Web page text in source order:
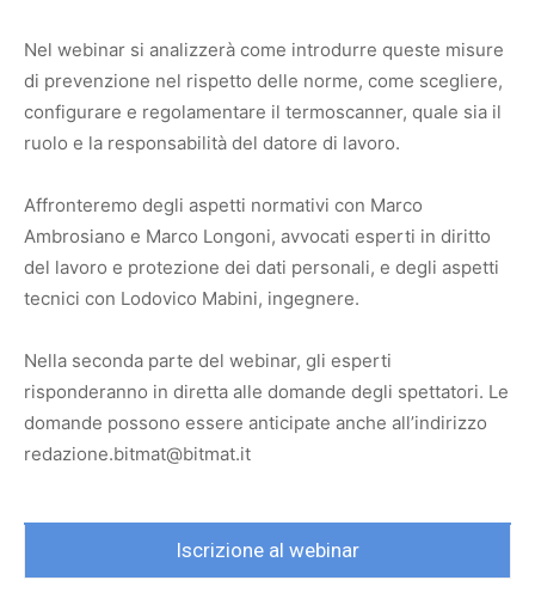
Nel webinar si analizzerà come introdurre queste misure
di prevenzione nel rispetto delle norme, come scegliere,
configurare e regolamentare il termoscanner, quale sia il
ruolo e la responsabilità del datore di lavoro.
Affronteremo degli aspetti normativi con Marco
Ambrosiano e Marco Longoni, avvocati esperti in diritto
del lavoro e protezione dei dati personali, e degli aspetti
tecnici con Lodovico Mabini, ingegnere.
Nella seconda parte del webinar, gli esperti
risponderanno in diretta alle domande degli spettatori. Le
domande possono essere anticipate anche all’indirizzo
redazione.bitmat@bitmat.it
Iscrizione al webinar